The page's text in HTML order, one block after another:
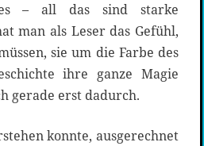
– all das sind starke
man als Leser das Gefühl,
sie um die Farbe des
ihre ganze Magie
gerade erst dadurch.
konnte, ausgerechnet